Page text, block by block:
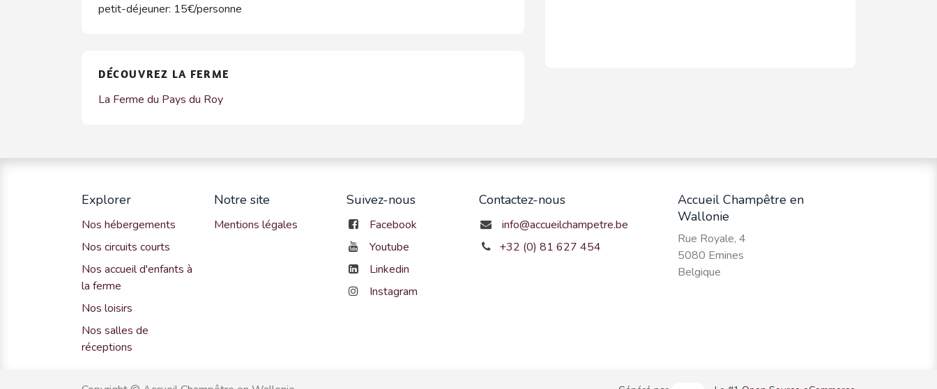
petit-déjeuner: 15€/personne
DÉCOUVREZ LA FERME
La Ferme du Pays du Roy
Explorer
Nos hébergements
Nos circuits courts
Nos accueil d'enfants à
la ferme
Nos loisirs
Nos salles de
réceptions
Notre site
Mentions légales
Suivez-nous
Facebook
Youtube
Linkedin
Instagram
Contactez-nous
info@accueilchampetre.be
+32 (0) 81 627 454
Accueil Champêtre en
Wallonie
Rue Royale, 4
5080 Emines
Belgique